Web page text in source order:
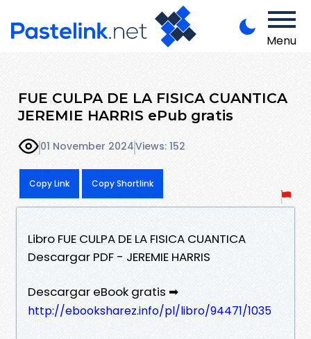
Menu
FUE CULPA DE LA FISICA CUANTICA
JEREMIE HARRIS ePub gratis
01 November 2024Views: 152
Copy Link Copy Shortlink
Libro FUE CULPA DE LA FISICA CUANTICA
Descargar PDF - JEREMIE HARRIS
Descargar eBook gratis ➡
http://ebooksharez.info/pl/libro/94471/1035